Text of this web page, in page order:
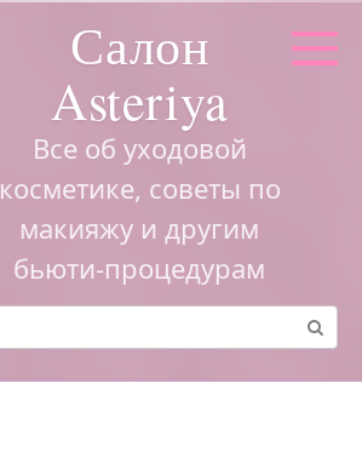
Салон
Asteriya
Все об уходовой
косметике, советы по
макияжу и другим
бьюти-процедурам